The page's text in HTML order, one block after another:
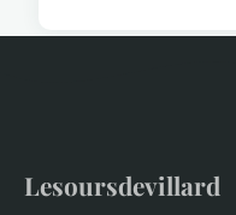
Lesoursdevillard